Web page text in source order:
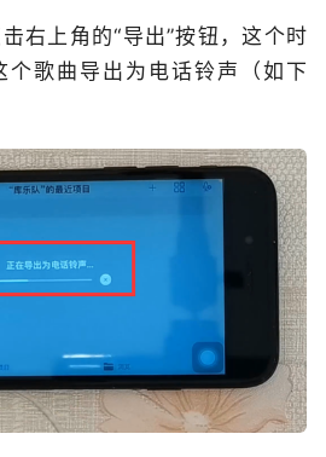
右上角的“导出”按钮，这个时
个歌曲导出为电话铃声（如下